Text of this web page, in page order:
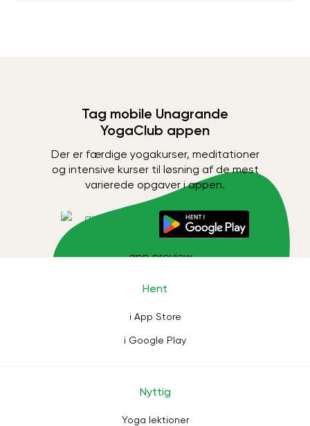
Tag mobile Unagrande
YogaClub appen
Der er færdige yogakurser, meditationer
og intensive kurser til løsning af de mest
varierede opgaver i appen.
Hent
i App Store
i Google Play
Nyttig
Yoga lektioner